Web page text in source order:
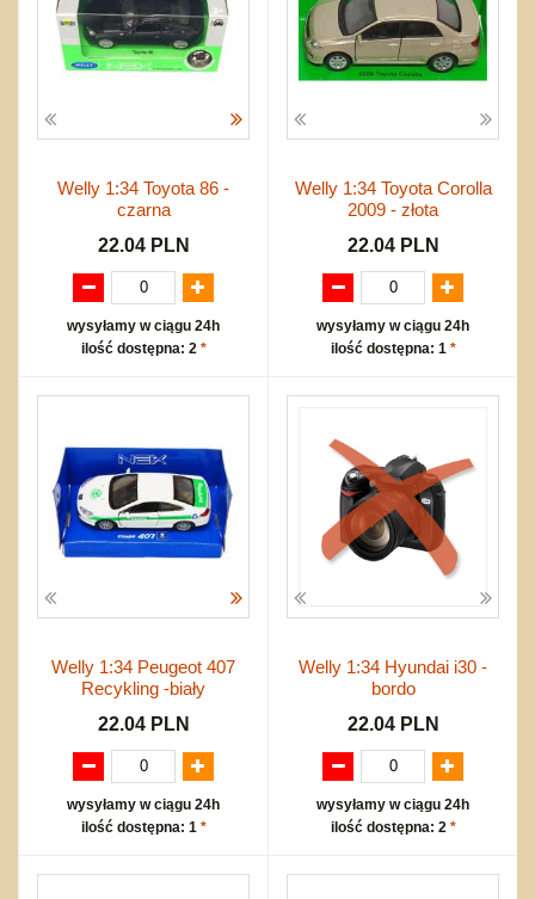
Welly 1:34 Toyota 86 -
czarna
22.04 PLN
wysyłamy w ciągu 24h
ilość dostępna: 2 *
Welly 1:34 Toyota Corolla
2009 - złota
22.04 PLN
wysyłamy w ciągu 24h
ilość dostępna: 1 *
Welly 1:34 Peugeot 407
Recykling -biały
22.04 PLN
wysyłamy w ciągu 24h
ilość dostępna: 1 *
Welly 1:34 Hyundai i30 -
bordo
22.04 PLN
wysyłamy w ciągu 24h
ilość dostępna: 2 *